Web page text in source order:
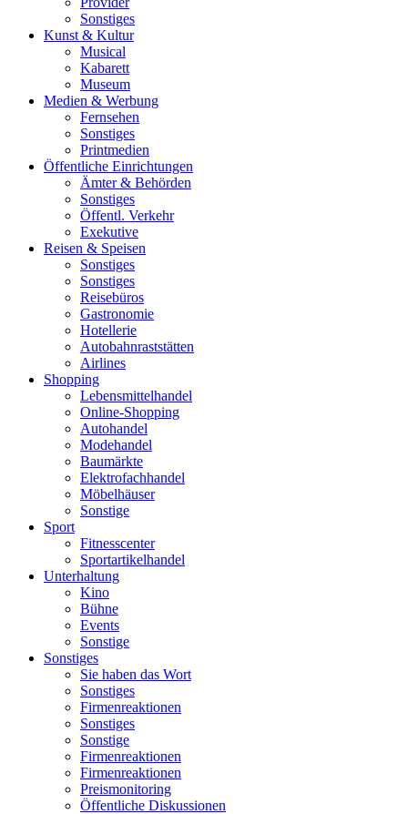
Sonstiges
Kunst & Kultur
Musical
Kabarett
Museum
Medien & Werbung
Fernsehen
Sonstiges
Printmedien
Öffentliche Einrichtungen
Ämter & Behörden
Sonstiges
Öffentl. Verkehr
Exekutive
Reisen & Speisen
Sonstiges
Sonstiges
Reisebüros
Gastronomie
Hotellerie
Autobahnraststätten
Airlines
Shopping
Lebensmittelhandel
Online-Shopping
Autohandel
Modehandel
Baumärkte
Elektrofachhandel
Möbelhäuser
Sonstige
Sport
Fitnesscenter
Sportartikelhandel
Unterhaltung
Kino
Bühne
Events
Sonstige
Sonstiges
Sie haben das Wort
Sonstiges
Firmenreaktionen
Sonstiges
Sonstige
Firmenreaktionen
Firmenreaktionen
Preismonitoring
Öffentliche Diskussionen